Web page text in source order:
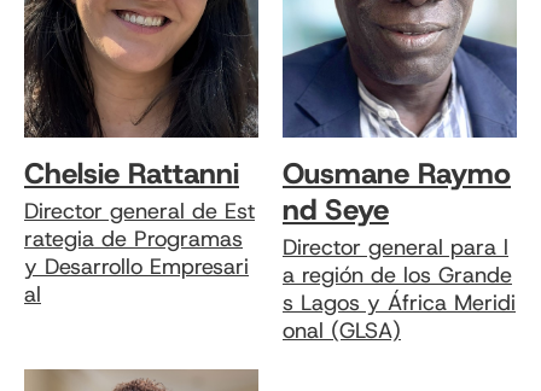
Chelsie Rattanni
Director general de Est
rategia de Programas
y Desarrollo Empresari
al
Ousmane Raymo
nd Seye
Director general para l
a región de los Grande
s Lagos y África Meridi
onal (GLSA)